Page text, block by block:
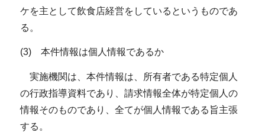
ケを主として飲食店経営をしているというものであ
る。
(3) 本件情報は個人情報であるか
実施機関は、本件情報は、所有者である特定個人
の行政指導資料であり、請求情報全体が特定個人の
情報そのものであり、全てが個人情報である旨主張
する。